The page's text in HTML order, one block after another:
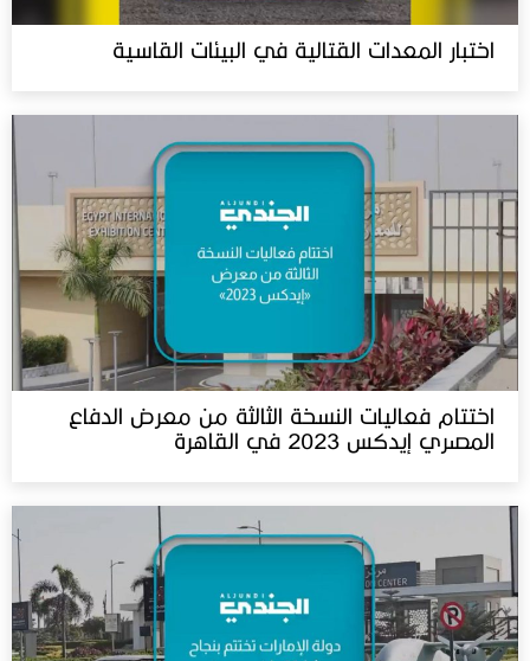
اختبار المعدات القتالية في البيئات القاسية
اختتام فعاليات النسخة الثالثة من معرض الدفاع
المصري إيدكس 2023 في القاهرة